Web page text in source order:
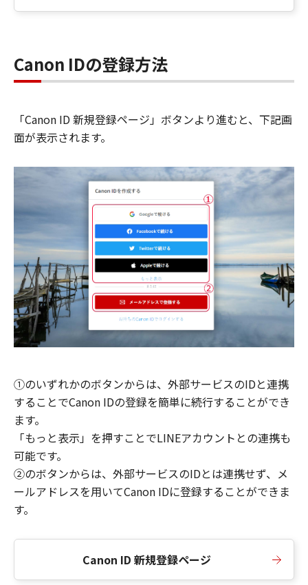
Canon IDの登録方法
「Canon ID 新規登録ページ」ボタンより進むと、下記画
面が表示されます。
①のいずれかのボタンからは、外部サービスのIDと連携
することでCanon IDの登録を簡単に続行することができ
ます。
「もっと表示」を押すことでLINEアカウントとの連携も
可能です。
②のボタンからは、外部サービスのIDとは連携せず、メ
ールアドレスを用いてCanon IDに登録することができま
す。
Canon ID 新規登録ページ